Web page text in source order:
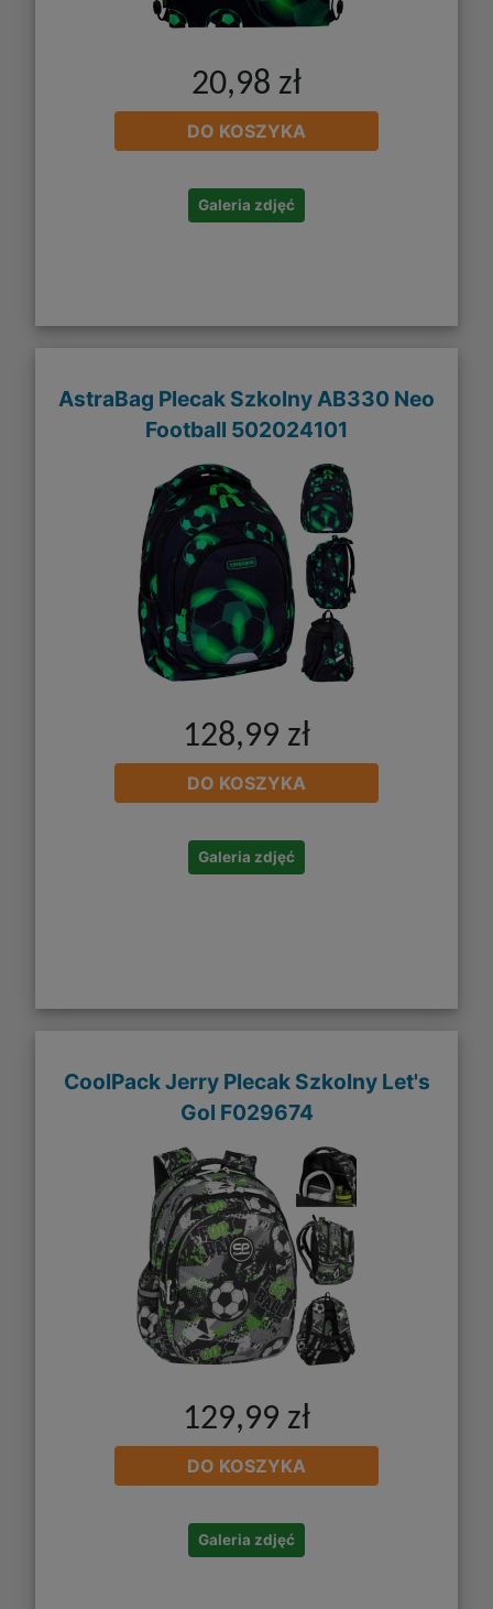
20,98 zł
DO KOSZYKA
Galeria zdjęć
AstraBag Plecak Szkolny AB330 Neo
Football 502024101
128,99 zł
DO KOSZYKA
Galeria zdjęć
CoolPack Jerry Plecak Szkolny Let's
Gol F029674
129,99 zł
DO KOSZYKA
Galeria zdjęć